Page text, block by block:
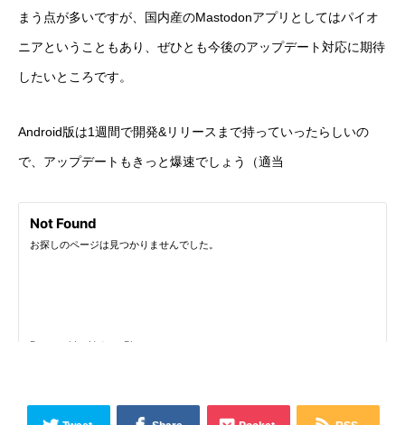
まう点が多いですが、国内産のMastodonアプリとしてはパイオ
ニアということもあり、ぜひとも今後のアップデート対応に期待
したいところです。
Android版は1週間で開発&リリースまで持っていったらしいの
で、アップデートもきっと爆速でしょう（適当